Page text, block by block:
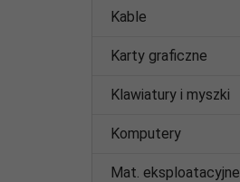
Kable
Karty graficzne
Klawiatury i myszki
Komputery
Mat. eksploatacyjne